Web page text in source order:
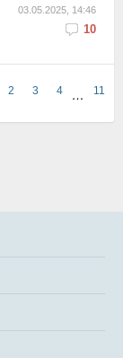
03.05.2025, 14:46
10
2 3 4 … 11